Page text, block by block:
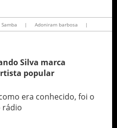
Samba | Adoniram barbosa |
Silva marca
popular
era conhecido, foi o
rádio